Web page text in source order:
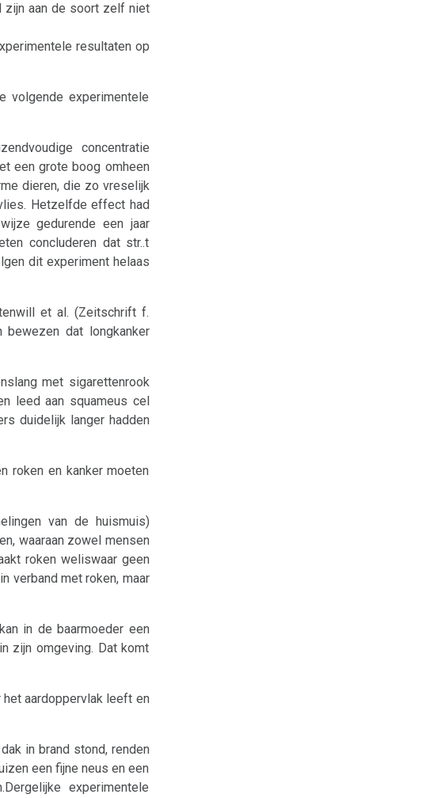
zijn aan de soort zelf niet
resultaten op
volgende experimentele
concentratie
een grote boog omheen
dieren, die zo vreselijk
Hetzelfde effect had
gedurende een jaar
concluderen dat str..t
dit experiment helaas
et al. (Zeitschrift f.
bewezen dat longkanker
met sigarettenrook
leed aan squameus cel
duidelijk langer hadden
roken en kanker moeten
van de huismuis)
waaraan zowel mensen
roken weliswaar geen
verband met roken, maar
in de baarmoeder een
zijn omgeving. Dat komt
het aardoppervlak leeft en
in brand stond, renden
een fijne neus en een
experimentele